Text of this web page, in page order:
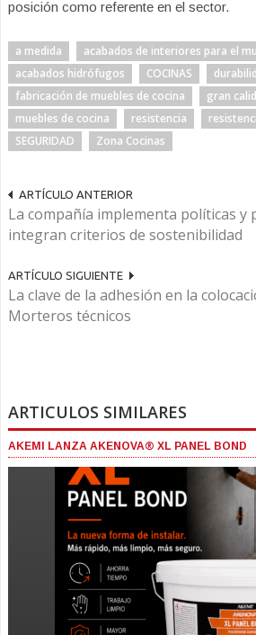
posición como referente en el sector.
a medida
acabados de interiores para el
acabados hidrófugos
COCINAS
fabricación de muebles de cocina
gran
muebles de cocina
resistencia
SEGURIDAD
Zona Cocinas
ARTÍCULO ANTERIOR
La compañía implementa políticas y
integran criterios de sostenibilidad
ARTÍCULO SIGUIENTE
La clave de la adhesión en la
Morteros técnicos
ARTICULOS SIMILARES
AKEMI LANZA AKENOVA® XL PANEL BOND